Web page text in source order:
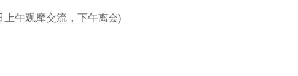
上午观摩交流，下午离会)